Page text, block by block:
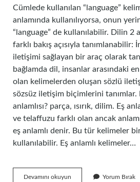
Cümlede kullanılan “language”
anlamında kullanılıyorsa, onun
“language” de kullanılabilir. Dilin 2
farklı bakış açısıyla tanımlanabilir:
iletişimi sağlayan bir araç olarak
bağlamda dil, insanlar arasındaki
olan kelimelerden oluşan sözlü
sözsüz iletişim biçimlerini tanımlar.
anlamlısı? parça, ısırık, dilim. Eş
ve telaffuzu farklı olan ancak
eş anlamlı denir. Bu tür kelimeler
kullanılabilir. Eş anlamlı kelimeler…
Devamını okuyun Yorum Bırak